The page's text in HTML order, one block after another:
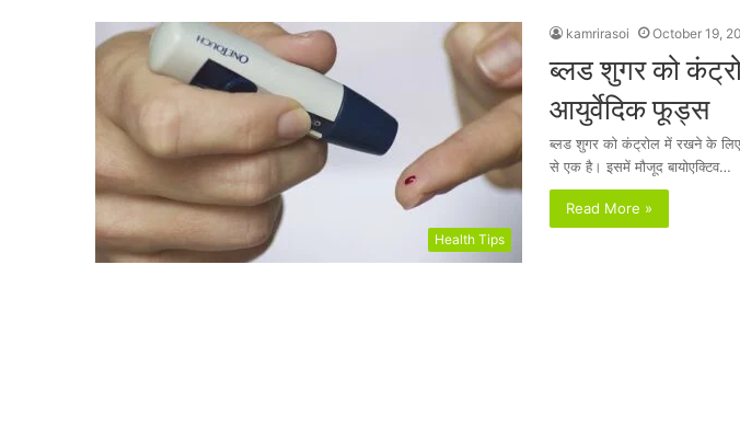
Health Tips
kamrirasoi October 19,
ब्लड शुगर को
आयुर्वेदिक फूड्स
ब्लड शुगर को कंट्रोल में रखने के
से एक है। इसमें मौजूद बायोएक्टिव…
Read More »